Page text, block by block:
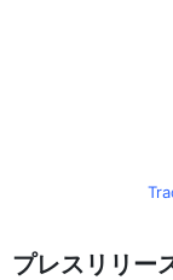
プレスリリー